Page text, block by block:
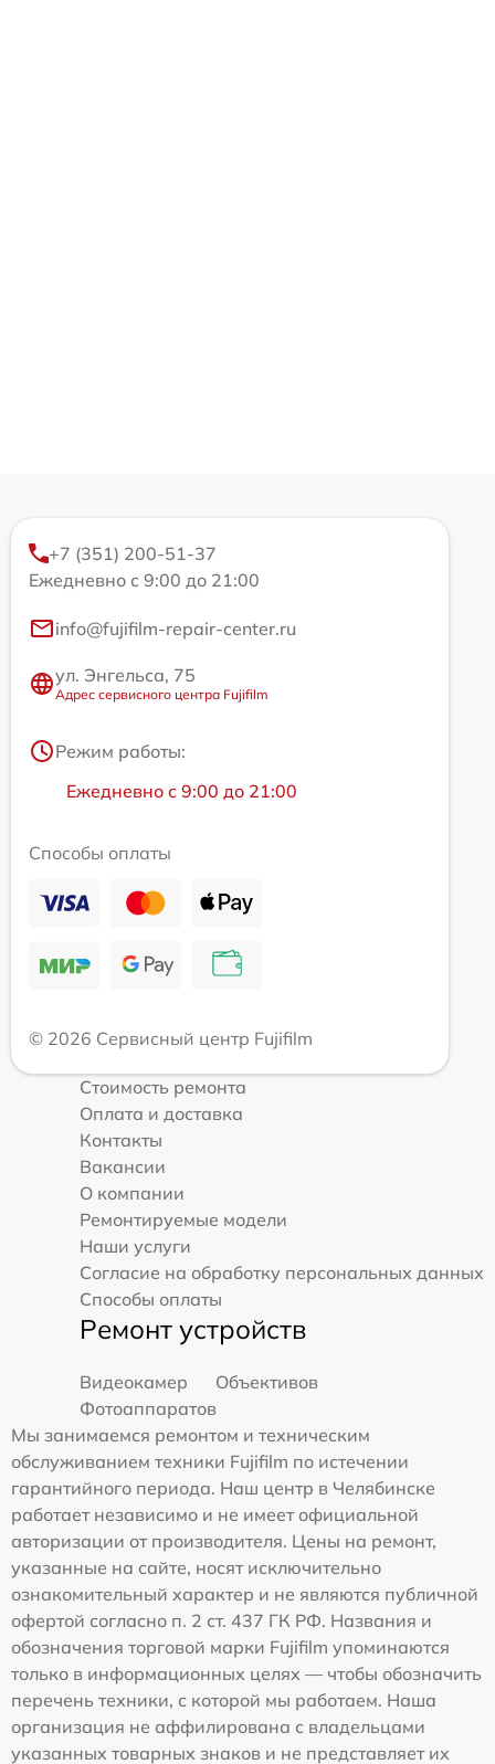
+7 (351) 200-51-37
Ежедневно с 9:00 до 21:00
info@fujifilm-repair-center.ru
ул. Энгельса, 75
Адрес сервисного центра Fujifilm
Режим работы:
Ежедневно с 9:00 до 21:00
Способы оплаты
© 2026 Сервисный центр Fujifilm
Стоимость ремонта
Оплата и доставка
Контакты
Вакансии
О компании
Ремонтируемые модели
Наши услуги
Согласие на обработку персональных данных
Способы оплаты
Ремонт устройств
Видеокамер
Объективов
Фотоаппаратов
Мы занимаемся ремонтом и техническим
обслуживанием техники Fujifilm по истечении
гарантийного периода. Наш центр в Челябинске
работает независимо и не имеет официальной
авторизации от производителя. Цены на ремонт,
указанные на сайте, носят исключительно
ознакомительный характер и не являются публичной
офертой согласно п. 2 ст. 437 ГК РФ. Названия и
обозначения торговой марки Fujifilm упоминаются
только в информационных целях — чтобы обозначить
перечень техники, с которой мы работаем. Наша
организация не аффилирована с владельцами
указанных товарных знаков и не представляет их